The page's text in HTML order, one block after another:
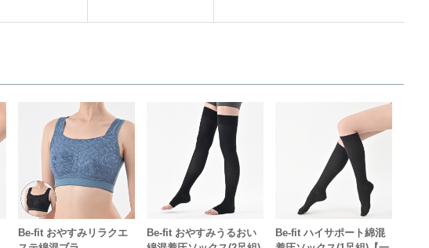
Be-fit おやすみリラクエ
Be-fit おやすみうるおい
Be-fit ハイサポート綿混